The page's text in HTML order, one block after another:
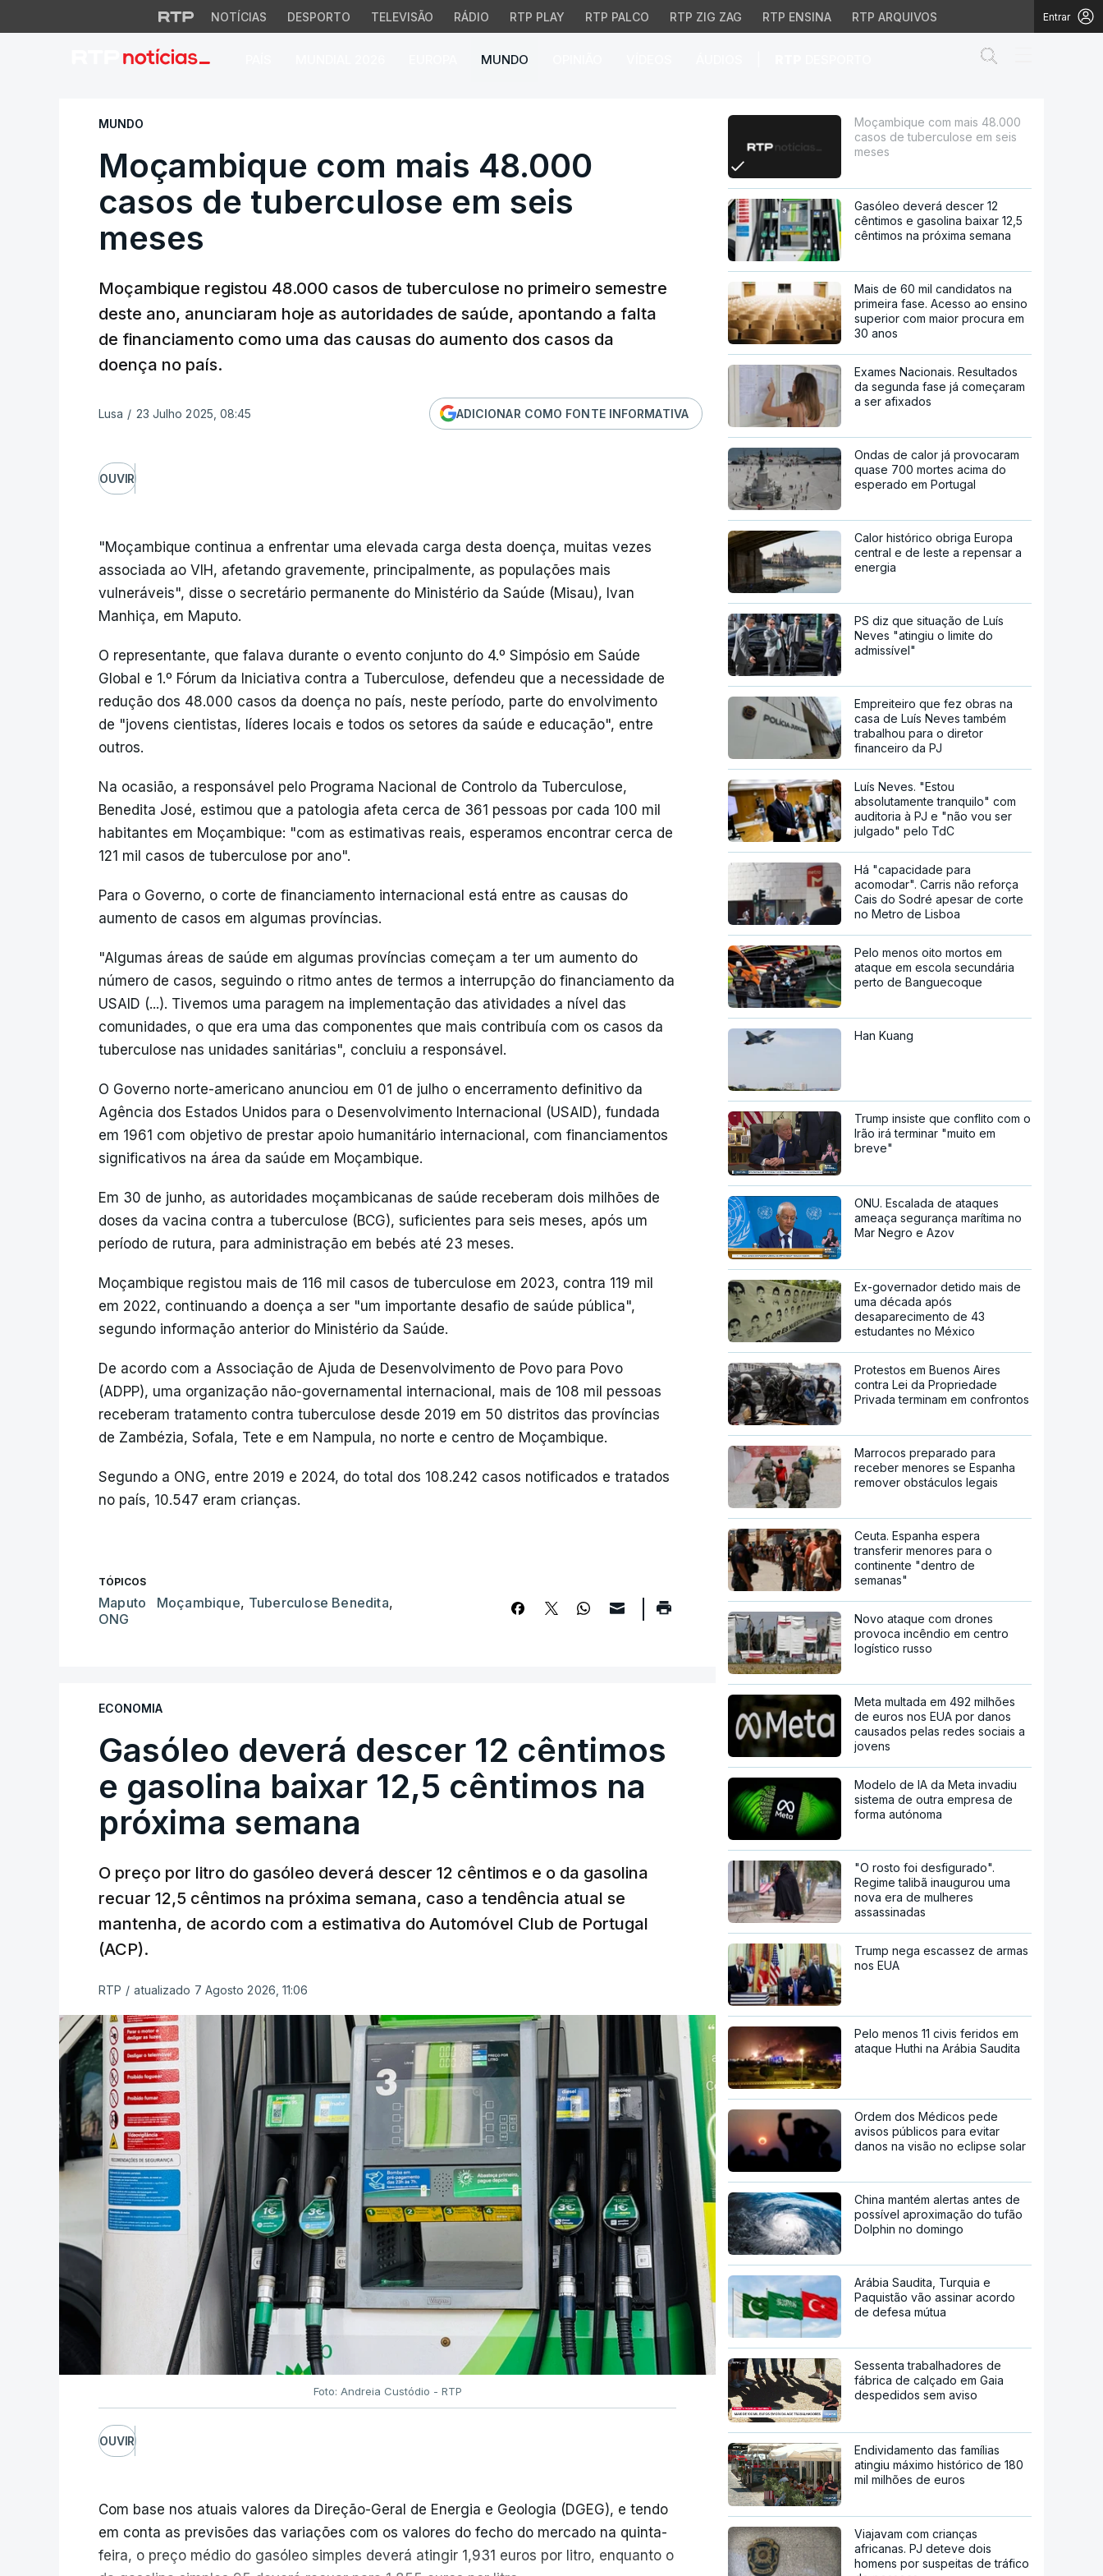
NOTÍCIAS DESPORTO TELEVISÃO RÁDIO RTP PLAY RTP PALCO RTP ZIG ZAG RTP ENSINA RTP ARQUIVOS Entrar
MUNDO
Moçambique com mais 48.000 casos de tuberculose em seis
MUNDO
Moçambique com mais 48.000
casos de tuberculose em seis
meses
Moçambique registou 48.000 casos de tuberculose no primeiro semestre
deste ano, anunciaram hoje as autoridades de saúde, apontando a falta
de financiamento como uma das causas do aumento dos casos da
doença no país.
Lusa / 23 Julho 2025, 08:45 ADICIONAR COMO FONTE INFORMATIVA
OUVIR
"Moçambique continua a enfrentar uma elevada carga desta doença, muitas vezes
associada ao VIH, afetando gravemente, principalmente, as populações mais
vulneráveis", disse o secretário permanente do Ministério da Saúde (Misau), Ivan
Manhiça, em Maputo.
O representante, que falava durante o evento conjunto do 4.º Simpósio em Saúde
Global e 1.º Fórum da Iniciativa contra a Tuberculose, defendeu que a necessidade de
redução dos 48.000 casos da doença no país, neste período, parte do envolvimento
de "jovens cientistas, líderes locais e todos os setores da saúde e educação", entre
outros.
Na ocasião, a responsável pelo Programa Nacional de Controlo da Tuberculose,
Benedita José, estimou que a patologia afeta cerca de 361 pessoas por cada 100 mil
habitantes em Moçambique: "com as estimativas reais, esperamos encontrar cerca de
121 mil casos de tuberculose por ano".
Para o Governo, o corte de financiamento internacional está entre as causas do
aumento de casos em algumas províncias.
"Algumas áreas de saúde em algumas províncias começam a ter um aumento do
número de casos, seguindo o ritmo antes de termos a interrupção do financiamento da
USAID (...). Tivemos uma paragem na implementação das atividades a nível das
comunidades, o que era uma das componentes que mais contribuía com os casos da
tuberculose nas unidades sanitárias", concluiu a responsável.
O Governo norte-americano anunciou em 01 de julho o encerramento definitivo da
Agência dos Estados Unidos para o Desenvolvimento Internacional (USAID), fundada
em 1961 com objetivo de prestar apoio humanitário internacional, com financiamentos
significativos na área da saúde em Moçambique.
Em 30 de junho, as autoridades moçambicanas de saúde receberam dois milhões de
doses da vacina contra a tuberculose (BCG), suficientes para seis meses, após um
período de rutura, para administração em bebés até 23 meses.
Moçambique registou mais de 116 mil casos de tuberculose em 2023, contra 119 mil
em 2022, continuando a doença a ser "um importante desafio de saúde pública",
segundo informação anterior do Ministério da Saúde.
De acordo com a Associação de Ajuda de Desenvolvimento de Povo para Povo
(ADPP), uma organização não-governamental internacional, mais de 108 mil pessoas
receberam tratamento contra tuberculose desde 2019 em 50 distritos das províncias
de Zambézia, Sofala, Tete e em Nampula, no norte e centro de Moçambique.
Segundo a ONG, entre 2019 e 2024, do total dos 108.242 casos notificados e tratados
no país, 10.547 eram crianças.
TÓPICOS
Maputo Moçambique, Tuberculose Benedita,
ONG
ECONOMIA
Gasóleo deverá descer 12 cêntimos
e gasolina baixar 12,5 cêntimos na
próxima semana
O preço por litro do gasóleo deverá descer 12 cêntimos e o da gasolina
recuar 12,5 cêntimos na próxima semana, caso a tendência atual se
mantenha, de acordo com a estimativa do Automóvel Club de Portugal
(ACP).
RTP / atualizado 7 Agosto 2026, 11:06
Foto: Andreia Custódio - RTP
OUVIR
Com base nos atuais valores da Direção-Geral de Energia e Geologia (DGEG), e tendo
em conta as previsões das variações com os valores do fecho do mercado na quinta-
feira, o preço médio do gasóleo simples deverá atingir 1,931 euros por litro, enquanto o
Moçambique com mais 48.000
casos de tuberculose em seis
meses
Gasóleo deverá descer 12
cêntimos e gasolina baixar 12,5
cêntimos na próxima semana
Mais de 60 mil candidatos na
primeira fase. Acesso ao ensino
superior com maior procura em
30 anos
Exames Nacionais. Resultados
da segunda fase já começaram
a ser afixados
Ondas de calor já provocaram
quase 700 mortes acima do
esperado em Portugal
Calor histórico obriga Europa
central e de leste a repensar a
energia
PS diz que situação de Luís
Neves "atingiu o limite do
admissível"
Empreiteiro que fez obras na
casa de Luís Neves também
trabalhou para o diretor
financeiro da PJ
Luís Neves. "Estou
absolutamente tranquilo" com
auditoria à PJ e "não vou ser
julgado" pelo TdC
Há "capacidade para
acomodar". Carris não reforça
Cais do Sodré apesar de corte
no Metro de Lisboa
Pelo menos oito mortos em
ataque em escola secundária
perto de Banguecoque
Han Kuang
Trump insiste que conflito com o
Irão irá terminar "muito em
breve"
ONU. Escalada de ataques
ameaça segurança marítima no
Mar Negro e Azov
Ex-governador detido mais de
uma década após
desaparecimento de 43
estudantes no México
Protestos em Buenos Aires
contra Lei da Propriedade
Privada terminam em confrontos
Marrocos preparado para
receber menores se Espanha
remover obstáculos legais
Ceuta. Espanha espera
transferir menores para o
continente "dentro de
semanas"
Novo ataque com drones
provoca incêndio em centro
logístico russo
Meta multada em 492 milhões
de euros nos EUA por danos
causados pelas redes sociais a
jovens
Modelo de IA da Meta invadiu
sistema de outra empresa de
forma autónoma
"O rosto foi desfigurado".
Regime talibã inaugurou uma
nova era de mulheres
assassinadas
Trump nega escassez de armas
nos EUA
Pelo menos 11 civis feridos em
ataque Huthi na Arábia Saudita
Ordem dos Médicos pede
avisos públicos para evitar
danos na visão no eclipse solar
China mantém alertas antes de
possível aproximação do tufão
Dolphin no domingo
Arábia Saudita, Turquia e
Paquistão vão assinar acordo
de defesa mútua
Sessenta trabalhadores de
fábrica de calçado em Gaia
despedidos sem aviso
Endividamento das famílias
atingiu máximo histórico de 180
mil milhões de euros
Viajavam com crianças
africanas. PJ deteve dois
homens por suspeitas de tráfico